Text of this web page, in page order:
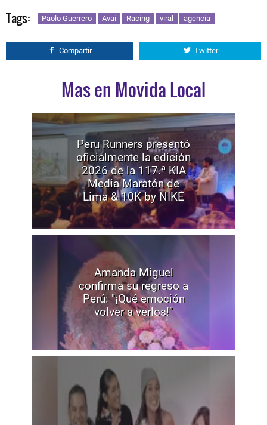
Tags: Paolo Guerrero Avai Racing viral agencia
Compartir Twitter
Mas en Movida Local
Peru Runners presentó
oficialmente la edición
2026 de la 117.ª KIA
Media Maratón de
Lima & 10K by NIKE
Amanda Miguel
confirma su regreso a
Perú: "¡Qué emoción
volver a verlos!"